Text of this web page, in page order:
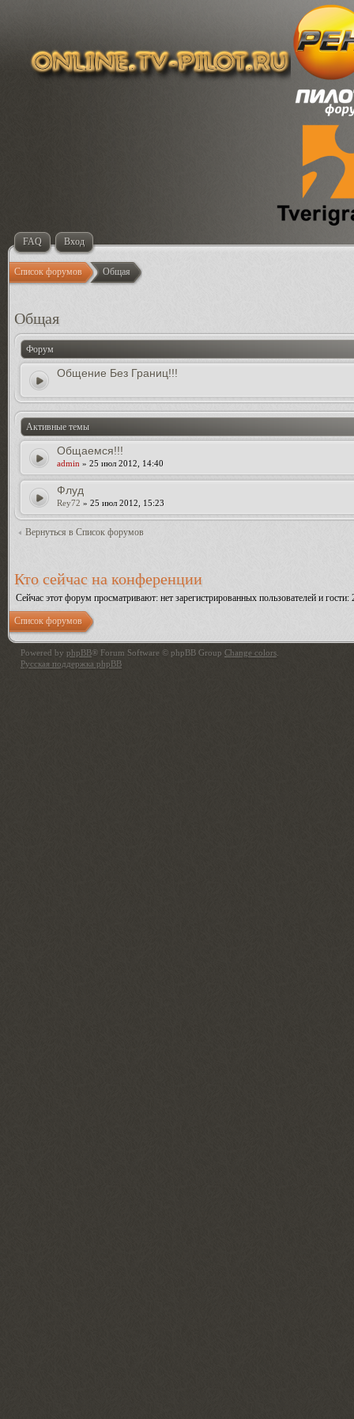
FAQ Вход
Список форумов Общая
Общая
Форум
Общение Без Границ!!!
Активные темы
Общаемся!!!
admin » 25 июл 2012, 14:40
Флуд
Rey72 » 25 июл 2012, 15:23
Вернуться в Список форумов
Кто сейчас на конференции
Сейчас этот форум просматривают: нет зарегистрированных пользователей и гости:
Список форумов
Powered by phpBB® Forum Software © phpBB Group Change colors
Русская поддержка phpBB